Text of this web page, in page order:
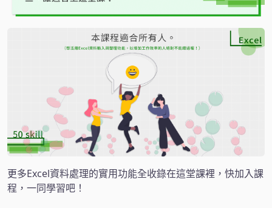
更多Excel資料處理的實用功能全收錄在這堂課裡，快加入課
程，一同學習吧！